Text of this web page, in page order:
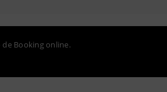
de Booking online.